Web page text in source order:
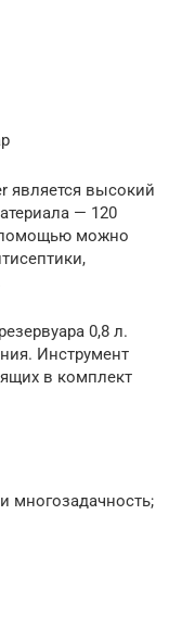
является высокий
— 120
помощью можно
0,8 л.
Инструмент
в комплект
многозадачность;